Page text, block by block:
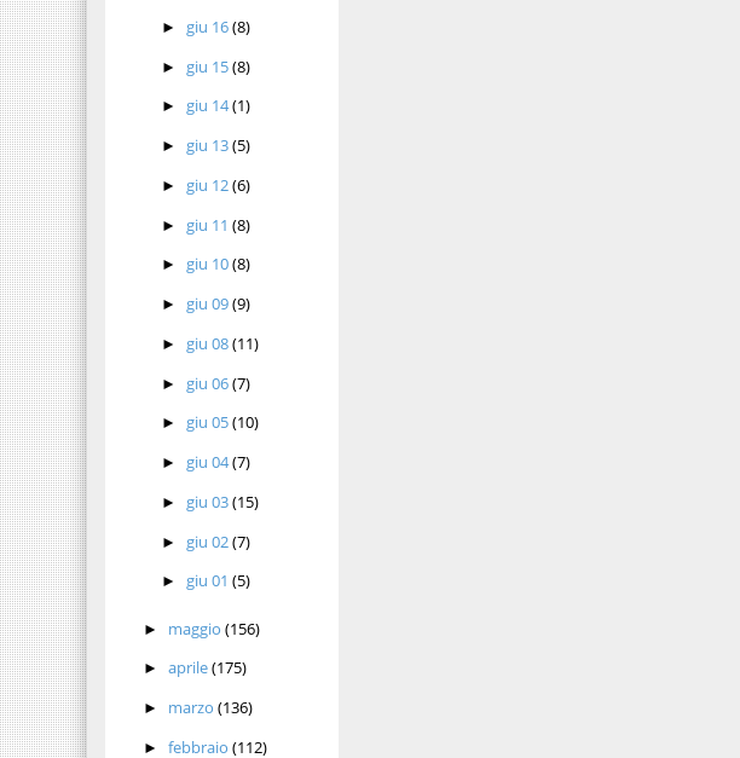
► giu 16(8)
► giu 15(8)
► giu 14(1)
► giu 13(5)
► giu 12(6)
► giu 11(8)
► giu 10(8)
► giu 09(9)
► giu 08(11)
► giu 06(7)
► giu 05(10)
► giu 04(7)
► giu 03(15)
► giu 02(7)
► giu 01(5)
► maggio (156)
► aprile(175)
► marzo (136)
► febbraio (112)